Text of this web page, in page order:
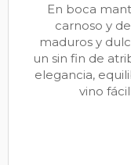
En boca
carnoso y
maduros y
un sin fin de
elegancia,
vino